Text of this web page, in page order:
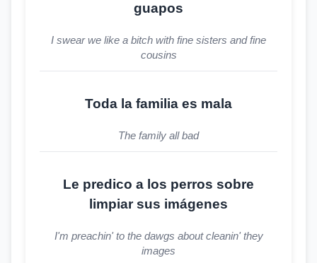
guapos
I swear we like a bitch with fine sisters and fine
cousins
Toda la familia es mala
The family all bad
Le predico a los perros sobre
limpiar sus imágenes
I'm preachin' to the dawgs about cleanin' they
images